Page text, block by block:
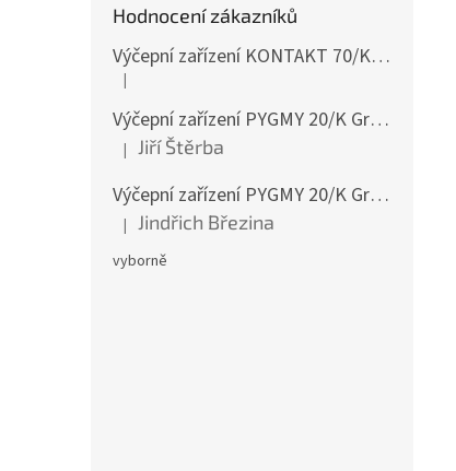
Hodnocení zákazníků
Výčepní zařízení KONTAKT 70/K Green Line 1koh NEW komplet 2x naražeč
Hodnocení produktu je 4 z 5 hvězdiček.
|
Výčepní zařízení PYGMY 20/K Green Line NEW komplet 2 x naražeč
Hodnocení produktu je 5 z 5 hvězdiček.
| Jiří Štěrba
Výčepní zařízení PYGMY 20/K Green Line NEW komplet 2 x naražeč
Hodnocení produktu je 5 z 5 hvězdiček.
| Jindřich Březina
vyborně